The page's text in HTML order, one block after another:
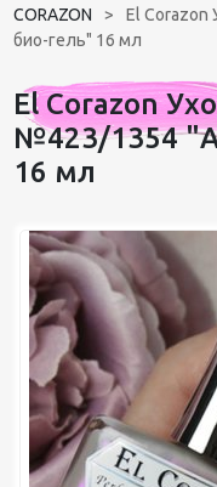
Акции
Избранное
CORAZON
El
био-гель" 16 мл
El Corazon
№423/1354
16 мл